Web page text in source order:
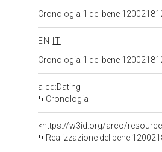
Cronologia 1 del bene
EN
IT
Cronologia 1 del bene
a-cd:Dating
Cronologia
<https://w3id.org/arco/
Realizzazione del bene